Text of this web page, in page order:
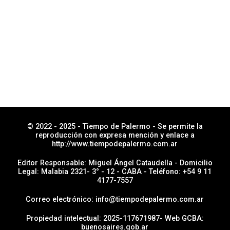
© 2022 - 2025 - Tiempo de Palermo - Se permite la
reproducción con expresa mención y enlace a
http://www.tiempodepalermo.com.ar
Editor Responsable: Miguel Ángel Cataudella - Domicilio
Legal: Malabia 2321- 3° - 12 - CABA - Teléfono: +54 9 11
4177-7557
Correo electrónico: info@tiempodepalermo.com.ar
Propiedad intelectual: 2025-117671987- Web GCBA:
buenosaires.gob.ar